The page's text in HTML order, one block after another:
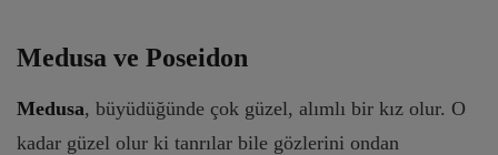
Medusa ve Poseidon
Medusa, büyüdüğünde çok güzel, alımlı bir kız olur. O
kadar güzel olur ki tanrılar bile gözlerini ondan